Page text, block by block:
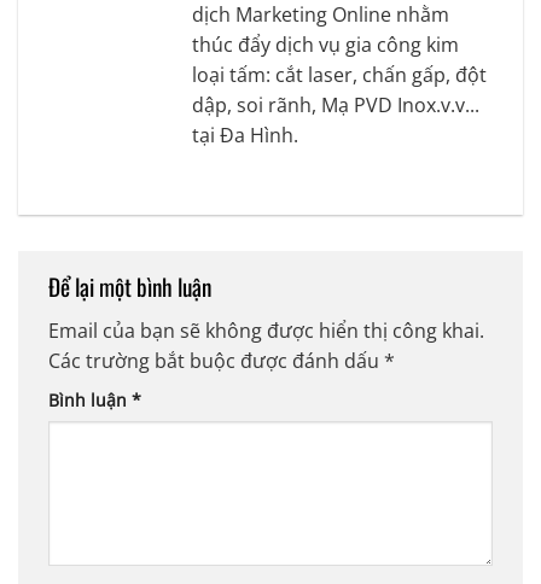
dịch Marketing Online nhằm
thúc đẩy dịch vụ gia công kim
loại tấm: cắt laser, chấn gấp, đột
dập, soi rãnh, Mạ PVD Inox.v.v...
tại Đa Hình.
Để lại một bình luận
Email của bạn sẽ không được hiển thị công khai.
Các trường bắt buộc được đánh dấu *
Bình luận *